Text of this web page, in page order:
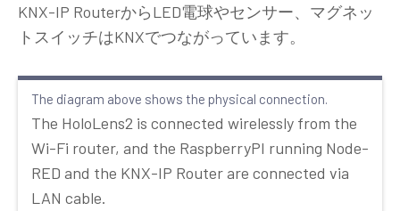
KNX-IP RouterからLED電球やセンサー、マグネッ
トスイッチはKNXでつながっています。
The diagram above shows the physical connection.
The HoloLens2 is connected wirelessly from the
Wi-Fi router, and the RaspberryPI running Node-
RED and the KNX-IP Router are connected via
LAN cable.